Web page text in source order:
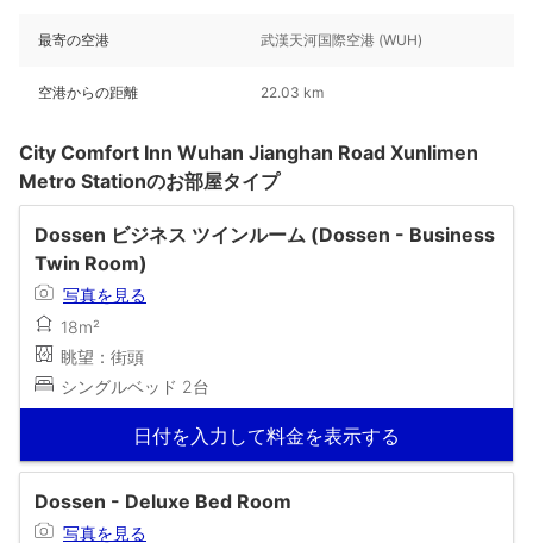
最寄の空港 武漢天河国際空港 (WUH)
空港からの距離 22.03 km
City Comfort Inn Wuhan Jianghan Road Xunlimen
Metro Stationのお部屋タイプ
Dossen ビジネス ツインルーム (Dossen - Business
Twin Room)
写真を見る
18m²
眺望：街頭
シングルベッド 2台
日付を入力して料金を表示する
Dossen - Deluxe Bed Room
写真を見る